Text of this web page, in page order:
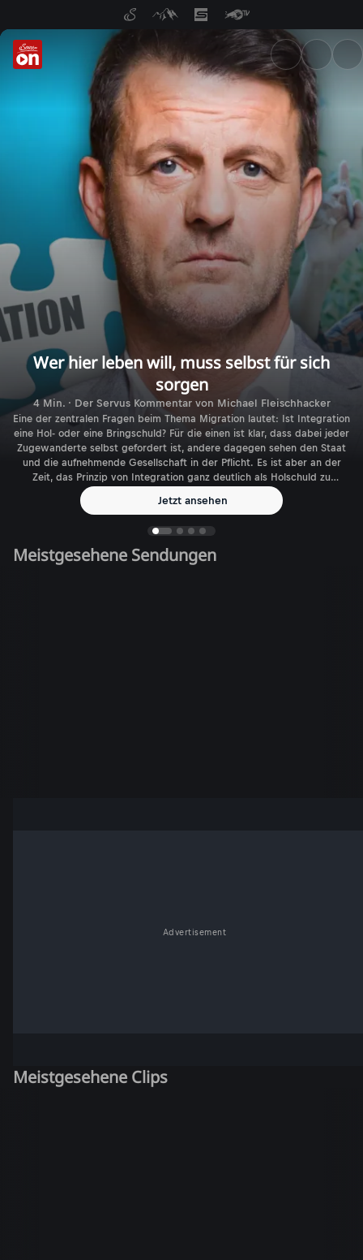
ServusTV On: Livestreams,
Wer hier leben will, muss selbst für sich
sorgen
4 Min. · Der Servus Kommentar von Michael Fleischhacker
Eine der zentralen Fragen beim Thema Migration lautet: Ist Integration
eine Hol- oder eine Bringschuld? Für die einen ist klar, dass dabei jeder
Zugewanderte selbst gefordert ist, andere dagegen sehen den Staat
und die aufnehmende Gesellschaft in der Pflicht. Es ist aber an der
Zeit, das Prinzip von Integration ganz deutlich als Holschuld zu
Jetzt ansehen
Meistgesehene Sendungen
Advertisement
Meistgesehene Clips